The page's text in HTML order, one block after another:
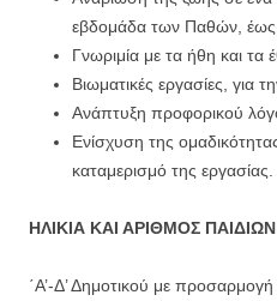
εβδομάδα των Παθών, έως
Γνωριμία με τα ήθη και τα
Βιωματικές εργασίες, για
Ανάπτυξη προφορικού
Ενίσχυση της
καταμερισμό της εργασίας.
ΗΛΙΚΙΑ ΚΑΙ ΑΡΙΘΜΟΣ ΠΑΙΔΙΩΝ
΄Α’-Δ’ Δημοτικού με προσαρμογή